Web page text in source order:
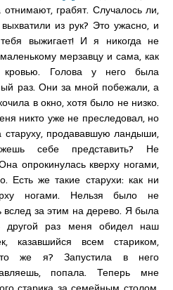
отнимают, грабят. Случалось ли,
из рук? Это ужасно, и
выжигает! И я никогда не
мерзавцу и сама, как
кровью. Голова у него была
раз. Они за мной побежали, а
в окно, хотя было не низко.
никто уже не преследовал, но
старуху, продававшую ландыши,
себе представить? Не
опрокинулась кверху ногами,
Есть же такие старухи: как ни
ногами. Нельзя было не
вслед за этим на дерево. Я была
другой раз меня обидел наш
казавшийся всем стариком,
же я? Запустила в него
попала. Теперь мне